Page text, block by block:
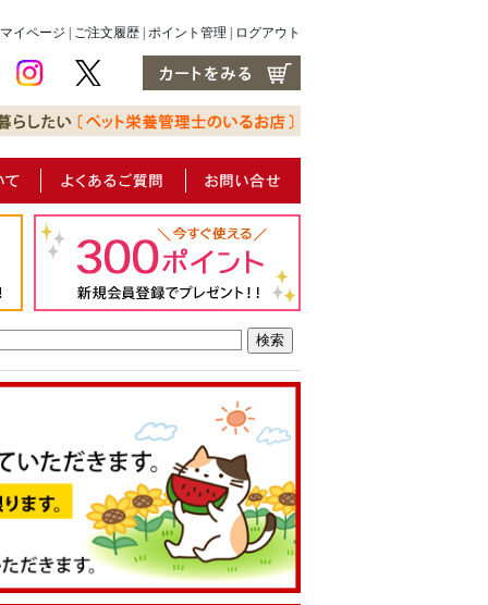
マイページ ご注文履歴 ポイント管理 ログアウト